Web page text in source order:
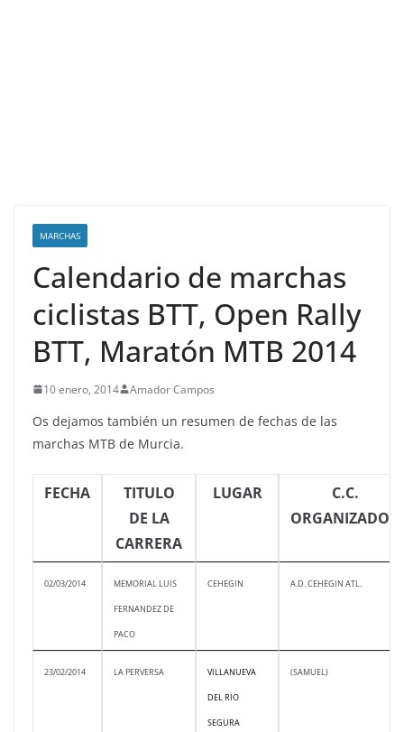
MARCHAS
Calendario de marchas
ciclistas BTT, Open Rally
BTT, Maratón MTB 2014
10 enero, 2014 Amador Campos
Os dejamos también un resumen de fechas de las
marchas MTB de Murcia.
FECHA
TITULO
DE LA
CARRERA
LUGAR
C.C.
ORGANIZADOR
02/03/2014 MEMORIAL LUIS
FERNANDEZ DE
PACO
CEHEGIN A.D. CEHEGIN ATL.
23/02/2014 LA PERVERSA VILLANUEVA
DEL RIO
SEGURA
(SAMUEL)